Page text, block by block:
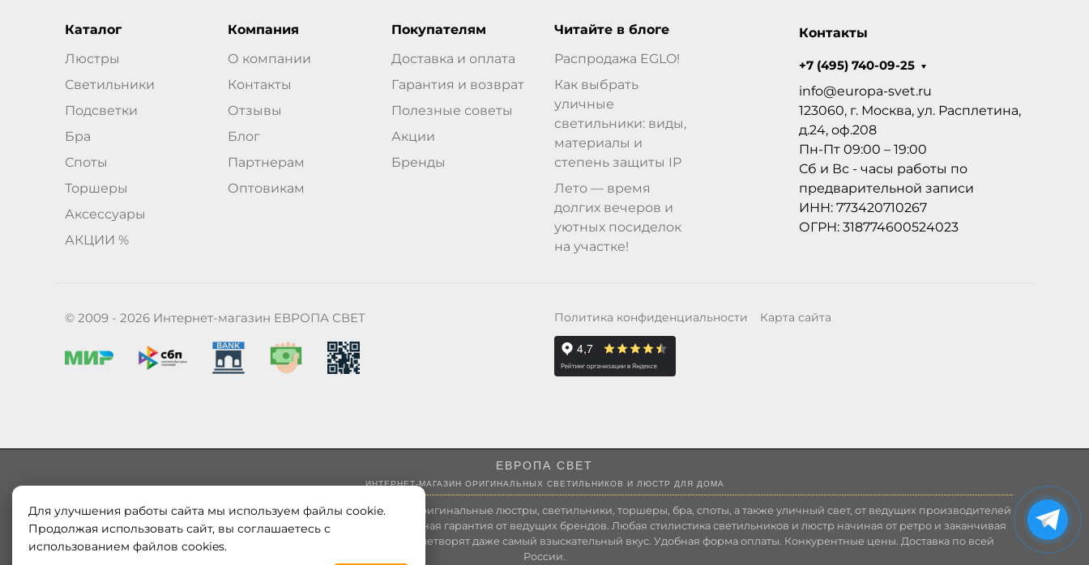
Каталог
Люстры
Светильники
Подсветки
Бра
Споты
Торшеры
Аксессуары
АКЦИИ %
Компания
О компании
Контакты
Отзывы
Блог
Партнерам
Оптовикам
Покупателям
Доставка и оплата
Гарантия и возврат
Полезные советы
Акции
Бренды
Читайте в блоге
Распродажа EGLO!
Как выбрать
уличные
светильники: виды,
материалы и
степень защиты IP
Лето — время
долгих вечеров и
уютных посиделок
на участке!
Контакты
+7 (495) 740-09-25
info@europa-svet.ru
123060, г. Москва, ул. Расплетина,
д.24, оф.208
Пн-Пт 09:00 – 19:00
Сб и Вс - часы работы по
предварительной записи
ИНН: 773420710267
ОГРН: 318774600524023
© 2009 - 2026 Интернет-магазин ЕВРОПА СВЕТ Политика конфиденциальности Карта сайта
ЕВРОПА СВЕТ
ИНТЕРНЕТ-МАГАЗИН ОРИГИНАЛЬНЫХ СВЕТИЛЬНИКОВ И ЛЮСТР ДЛЯ ДОМА
Наш магазин «ЕВРОПА СВЕТ» поставляет и продает в России оригинальные люстры, светильники, торшеры, бра, споты, а также уличный свет, от ведущих производителей
Европы и России. Только оригинальная продукция. Полноценная гарантия от ведущих брендов. Любая стилистика светильников и люстр начиная от ретро и заканчивая
модерн от интернет-магазина europa-svet.ru позволит удовлетворят даже самый взыскательный вкус. Удобная форма оплаты. Конкурентные цены. Доставка по всей
России.
Для улучшения работы сайта мы используем файлы cookie.
Продолжая использовать сайт, вы соглашаетесь с
использованием файлов cookies.